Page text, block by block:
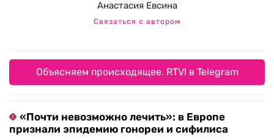
Анастасия Евсина
Связаться с автором
Объясняем происходящее. RTVI в Telegram
«Почти невозможно лечить»: в Европе
признали эпидемию гонореи и сифилиса